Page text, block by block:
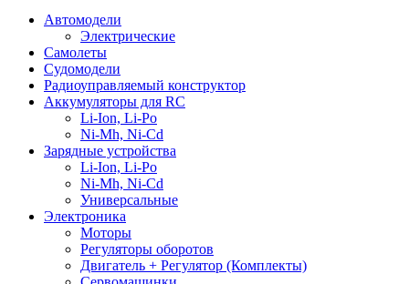
Автомодели
Электрические
Самолеты
Судомодели
Радиоуправляемый конструктор
Аккумуляторы для RC
Li-Ion, Li-Po
Ni-Mh, Ni-Cd
Зарядные устройства
Li-Ion, Li-Po
Ni-Mh, Ni-Cd
Универсальные
Электроника
Моторы
Регуляторы оборотов
Двигатель + Регулятор (Комплекты)